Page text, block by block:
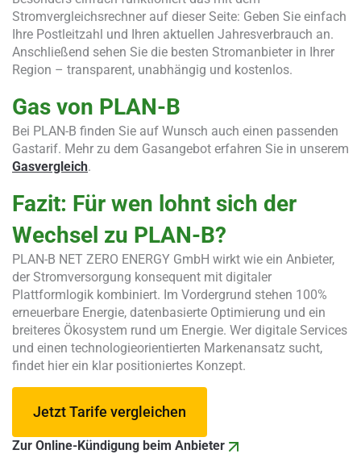
Stromvergleichsrechner auf dieser Seite: Geben Sie einfach
Ihre Postleitzahl und Ihren aktuellen Jahresverbrauch an.
Anschließend sehen Sie die besten Stromanbieter in Ihrer
Region – transparent, unabhängig und kostenlos.
Gas von PLAN-B
Bei PLAN-B finden Sie auf Wunsch auch einen passenden
Gastarif. Mehr zu dem Gasangebot erfahren Sie in unserem
Gasvergleich.
Fazit: Für wen lohnt sich der
Wechsel zu PLAN-B?
PLAN-B NET ZERO ENERGY GmbH wirkt wie ein Anbieter,
der Stromversorgung konsequent mit digitaler
Plattformlogik kombiniert. Im Vordergrund stehen 100%
erneuerbare Energie, datenbasierte Optimierung und ein
breiteres Ökosystem rund um Energie. Wer digitale Services
und einen technologieorientierten Markenansatz sucht,
findet hier ein klar positioniertes Konzept.
Jetzt Tarife vergleichen
Zur Online-Kündigung beim Anbieter